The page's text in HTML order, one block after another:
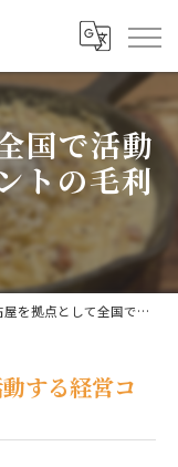
国で活動
トの毛利
点として全国で活動する経営コンサルタントの毛利京申...
する経営コ